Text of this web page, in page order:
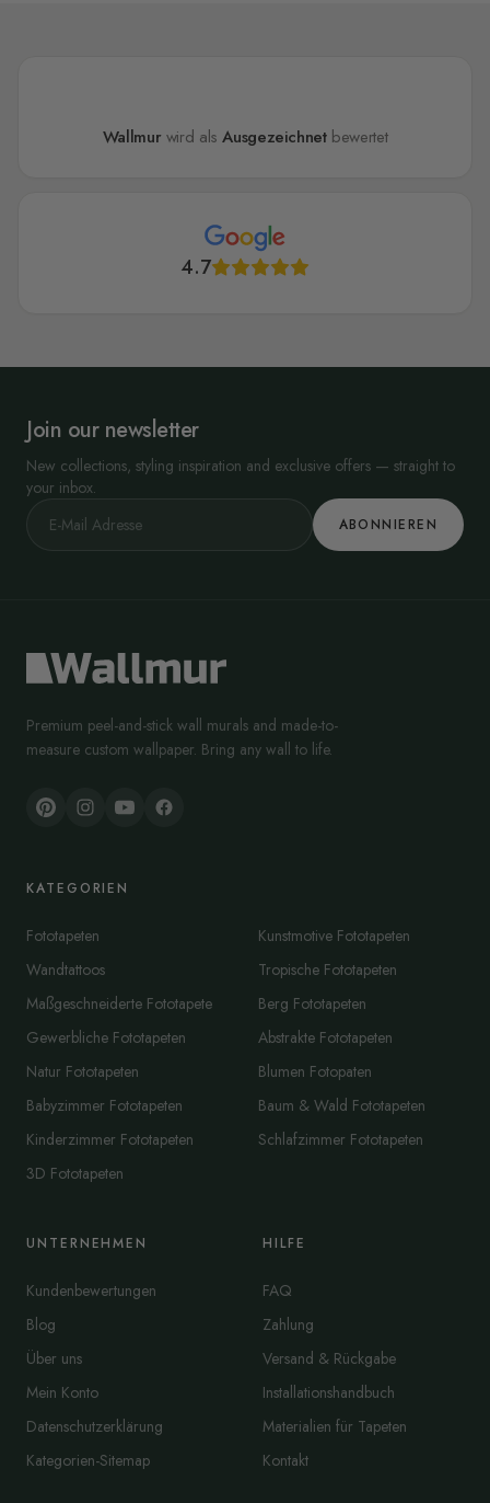
Wallmur wird alsAusgezeichnetbewertet
4.7
Join our newsletter
New collections, styling inspiration and exclusive offers — straight to
your inbox.
ABONNIEREN
Premium peel-and-stick wall murals and made-to-
measure custom wallpaper. Bring any wall to life.
KATEGORIEN
Fototapeten
Wandtattoos
Maßgeschneiderte Fototapete
Gewerbliche Fototapeten
Natur Fototapeten
Babyzimmer Fototapeten
Kinderzimmer Fototapeten
3D Fototapeten
Kunstmotive Fototapeten
Tropische Fototapeten
Berg Fototapeten
Abstrakte Fototapeten
Blumen Fotopaten
Baum & Wald Fototapeten
Schlafzimmer Fototapeten
UNTERNEHMEN
Kundenbewertungen
Blog
Über uns
Mein Konto
Datenschutzerklärung
Kategorien-Sitemap
HILFE
FAQ
Zahlung
Versand & Rückgabe
Installationshandbuch
Materialien für Tapeten
Kontakt